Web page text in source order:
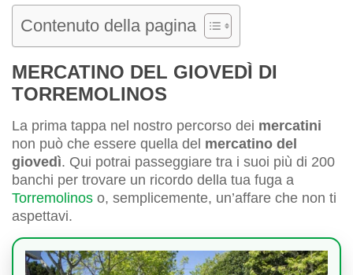
Contenuto della pagina
MERCATINO DEL GIOVEDÌ DI
TORREMOLINOS
La prima tappa nel nostro percorso dei mercatini
non può che essere quella del mercatino del
giovedì. Qui potrai passeggiare tra i suoi più di 200
banchi per trovare un ricordo della tua fuga a
Torremolinos o, semplicemente, un’affare che non ti
aspettavi.